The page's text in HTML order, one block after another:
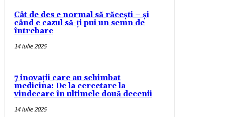
Cât de des e normal să răcești – și
când e cazul să-ți pui un semn de
întrebare
14 iulie 2025
7 inovații care au schimbat
medicina: De la cercetare la
vindecare în ultimele două decenii
14 iulie 2025